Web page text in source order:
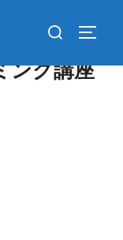
検
対
ング講座